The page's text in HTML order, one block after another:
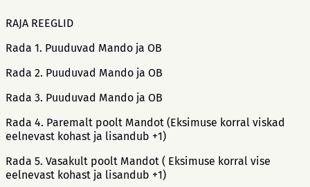
RAJA REEGLID
Rada 1. Puuduvad Mando ja OB
Rada 2. Puuduvad Mando ja OB
Rada 3. Puuduvad Mando ja OB
Rada 4. Paremalt poolt Mandot (Eksimuse korral viskad
eelnevast kohast ja lisandub +1)
Rada 5. Vasakult poolt Mandot ( Eksimuse korral vise
eelnevast kohast ja lisandub +1)